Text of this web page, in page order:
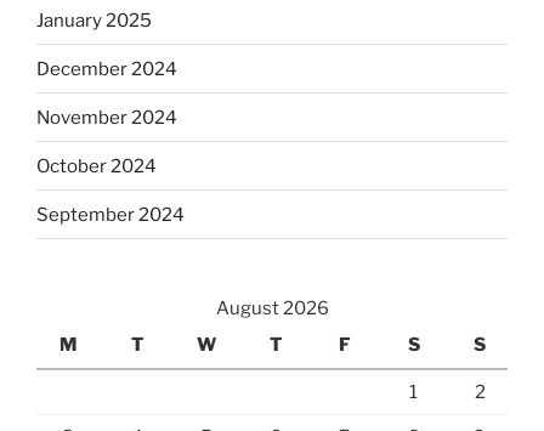
January 2025
December 2024
November 2024
October 2024
September 2024
August 2026
M
T W T F S S
1 2